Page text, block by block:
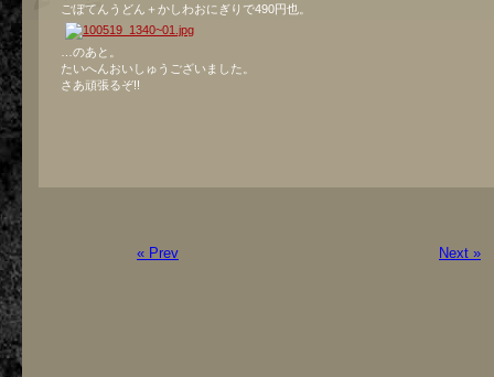
ごぼてんうどん＋かしわおにぎりで490円也。
…のあと。
たいへんおいしゅうございました。
さあ頑張るぞ!!
« Prev Next »